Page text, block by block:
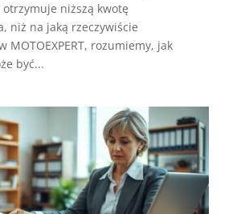
otrzymuje niższą kwotę
niż na jaką rzeczywiście
MOTOEXPERT, rozumiemy, jak
być...